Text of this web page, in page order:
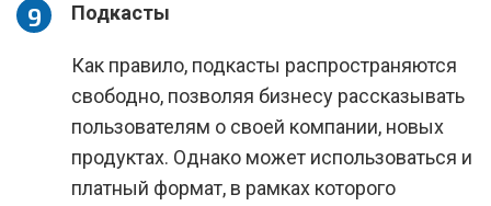
Подкасты
Как правило, подкасты распространяются
свободно, позволяя бизнесу рассказывать
пользователям о своей компании, новых
продуктах. Однако может использоваться и
платный формат, в рамках которого